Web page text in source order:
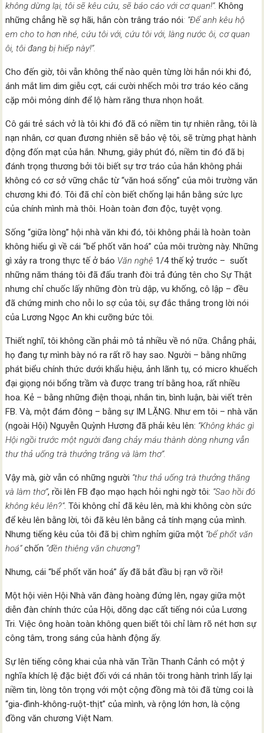
không dừng lại, tôi sẽ kêu cứu, sẽ báo cáo với cơ quan!”.Không
những chẳng hề sợ hãi, hắn còn trâng tráo nói: “Để anh kêu hộ
em cho to hơn nhé, cứu tôi với, cứu tôi với, làng nước ôi, cơ quan
ôi, tôi đang bị hiếp này!”.
Cho đến giờ, tôi vẫn không thể nào quên từng lời hắn nói khi đó,
ánh mắt lim dim giễu cợt, cái cười nhếch môi trơ tráo kéo căng
cặp môi mỏng dính để lộ hàm răng thưa nhọn hoắt.
Cô gái trẻ sách vở là tôi khi đó đã có niềm tin tự nhiên rằng, tôi là
nạn nhân, cơ quan đương nhiên sẽ bảo vệ tôi, sẽ trừng phạt hành
động đốn mạt của hắn. Nhưng, giây phút đó, niềm tin đó đã bị
đánh trọng thương bởi tôi biết sự trơ tráo của hắn không phải
không có cơ sở vững chắc từ “văn hoá sống” của môi trường văn
chương khi đó. Tôi đã chỉ còn biết chống lại hắn bằng sức lực
của chính mình mà thôi. Hoàn toàn đơn độc, tuyệt vọng.
Sống “giữa lòng” hội nhà văn khi đó, tôi không phải là hoàn toàn
không hiểu gì về cái “bể phốt văn hoá” của môi trường này. Những
gì xảy ra trong thực tế ở báo Văn nghệ 1/4 thế kỷ trước – suốt
những năm tháng tôi đã đấu tranh đòi trả đúng tên cho Sự Thật
nhưng chỉ chuốc lấy những đòn trù dập, vu khống, cô lập – đều
đã chứng minh cho nỗi lo sợ của tôi, sự đắc thắng trong lời nói
của Lương Ngọc An khi cưỡng bức tôi.
Thiết nghĩ, tôi không cần phải mô tả nhiều về nó nữa. Chẳng phải,
họ đang tự mình bày nó ra rất rõ hay sao. Người – bằng những
phát biểu chính thức dưới khẩu hiệu, ảnh lãnh tụ, có micro khuếch
đại giọng nói bổng trầm và được trang trí bằng hoa, rất nhiều
hoa. Kẻ – bằng những điện thoại, nhắn tin, bình luận, bài viết trên
FB. Và, một đám đông – bằng sự IM LẶNG. Như em tôi – nhà văn
(ngoài Hội) Nguyễn Quỳnh Hương đã phải kêu lên: “Không khác gì
Hội ngồi trước một người đang chảy máu thành dòng nhưng vẫn
thư thả uống trà thưởng trăng và làm thơ”.
Vậy mà, giờ vẫn có những người “thư thả uống trà thưởng thăng
và làm thơ”, rồi lên FB đạo mạo hạch hỏi nghi ngờ tôi: “Sao hồi đó
không kêu lên?”. Tôi không chỉ đã kêu lên, mà khi không còn sức
để kêu lên bằng lời, tôi đã kêu lên bằng cả tính mạng của mình.
Nhưng tiếng kêu của tôi đã bị chìm nghỉm giữa một “bể phốt văn
hoá”chốn “đền thiêng văn chương”!
Nhưng, cái “bể phốt văn hoá” ấy đã bắt đầu bị rạn vỡ rồi!
Một hội viên Hội Nhà văn đàng hoàng đứng lên, ngay giữa một
diễn đàn chính thức của Hội, dõng dạc cất tiếng nói của Lương
Tri. Việc ông hoàn toàn không quen biết tôi chỉ làm rõ nét hơn sự
công tâm, trong sáng của hành động ấy.
Sự lên tiếng công khai của nhà văn Trần Thanh Cảnh có một ý
nghĩa khích lệ đặc biệt đối với cá nhân tôi trong hành trình lấy lại
niềm tin, lòng tôn trọng với một cộng đồng mà tôi đã từng coi là
“gia-đình-không-ruột-thịt” của mình, và rộng lớn hơn, là cộng
đồng văn chương Việt Nam.